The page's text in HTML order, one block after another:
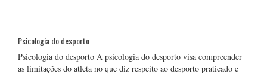
Psicologia do desporto
Psicologia do desporto A psicologia do desporto visa compreender
as limitações do atleta no que diz respeito ao desporto praticado e